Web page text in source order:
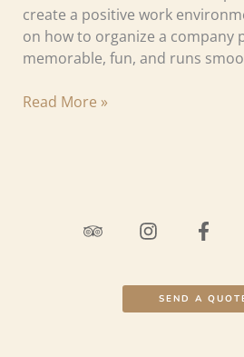
create a positive work
on how to organize a company
memorable, fun, and runs
Read More »
SEND A